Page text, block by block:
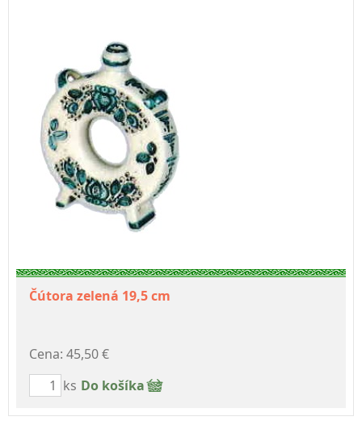
Čútora zelená 19,5 cm
Cena: 45,50 €
ks Do košíka